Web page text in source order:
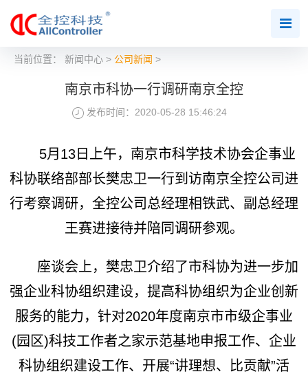
当前位置： 新闻中心> 公司新闻 >
南京市科协一行调研南京全控
发布时间：2020-05-28 15:46:24
5月13日上午，南京市科学技术协会企事业
科协联络部部长樊忠卫一行到访南京全控公司进
行考察调研，全控公司总经理相铁武、副总经理
王赛进接待并陪同调研参观。
座谈会上，樊忠卫介绍了市科协为进一步加
强企业科协组织建设，提高科协组织为企业创新
服务的能力，针对2020年度南京市市级企事业
(园区)科技工作者之家示范基地申报工作、企业
科协组织建设工作、开展“讲理想、比贡献”活